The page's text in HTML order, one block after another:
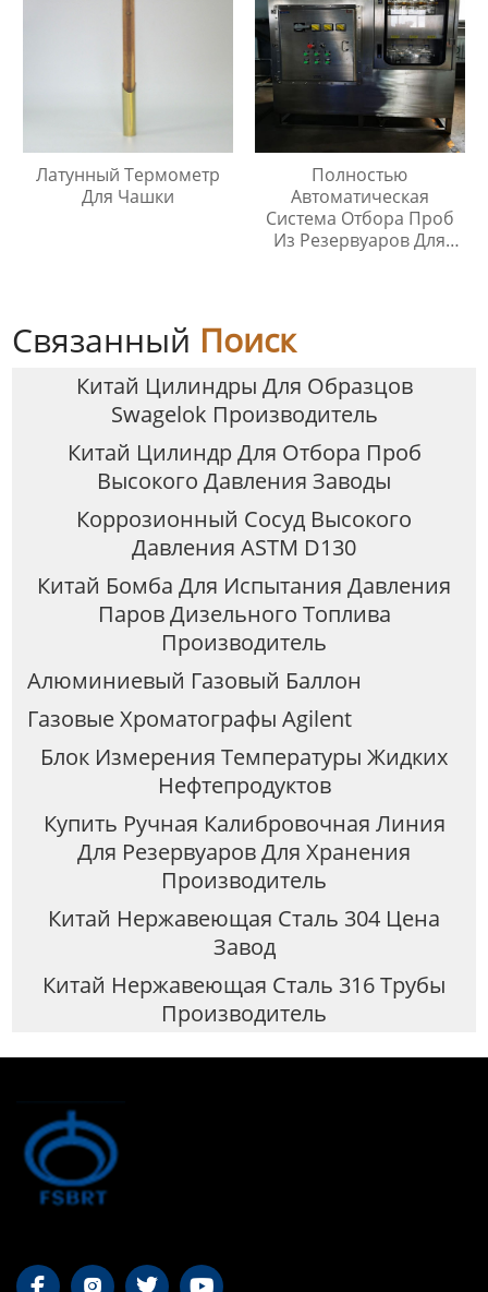
Латунный Термометр
Для Чашки
Полностью
Автоматическая
Система Отбора Проб
Из Резервуаров Для
Связанный Поиск
Китай Цилиндры Для Образцов
Swagelok Производитель
Китай Цилиндр Для Отбора Проб
Высокого Давления Заводы
Коррозионный Сосуд Высокого
Давления ASTM D130
Китай Бомба Для Испытания Давления
Паров Дизельного Топлива
Производитель
Алюминиевый Газовый Баллон
Газовые Хроматографы Agilent
Блок Измерения Температуры Жидких
Нефтепродуктов
Купить Ручная Калибровочная Линия
Для Резервуаров Для Хранения
Производитель
Китай Нержавеющая Сталь 304 Цена
Завод
Китай Нержавеющая Сталь 316 Трубы
Производитель
   